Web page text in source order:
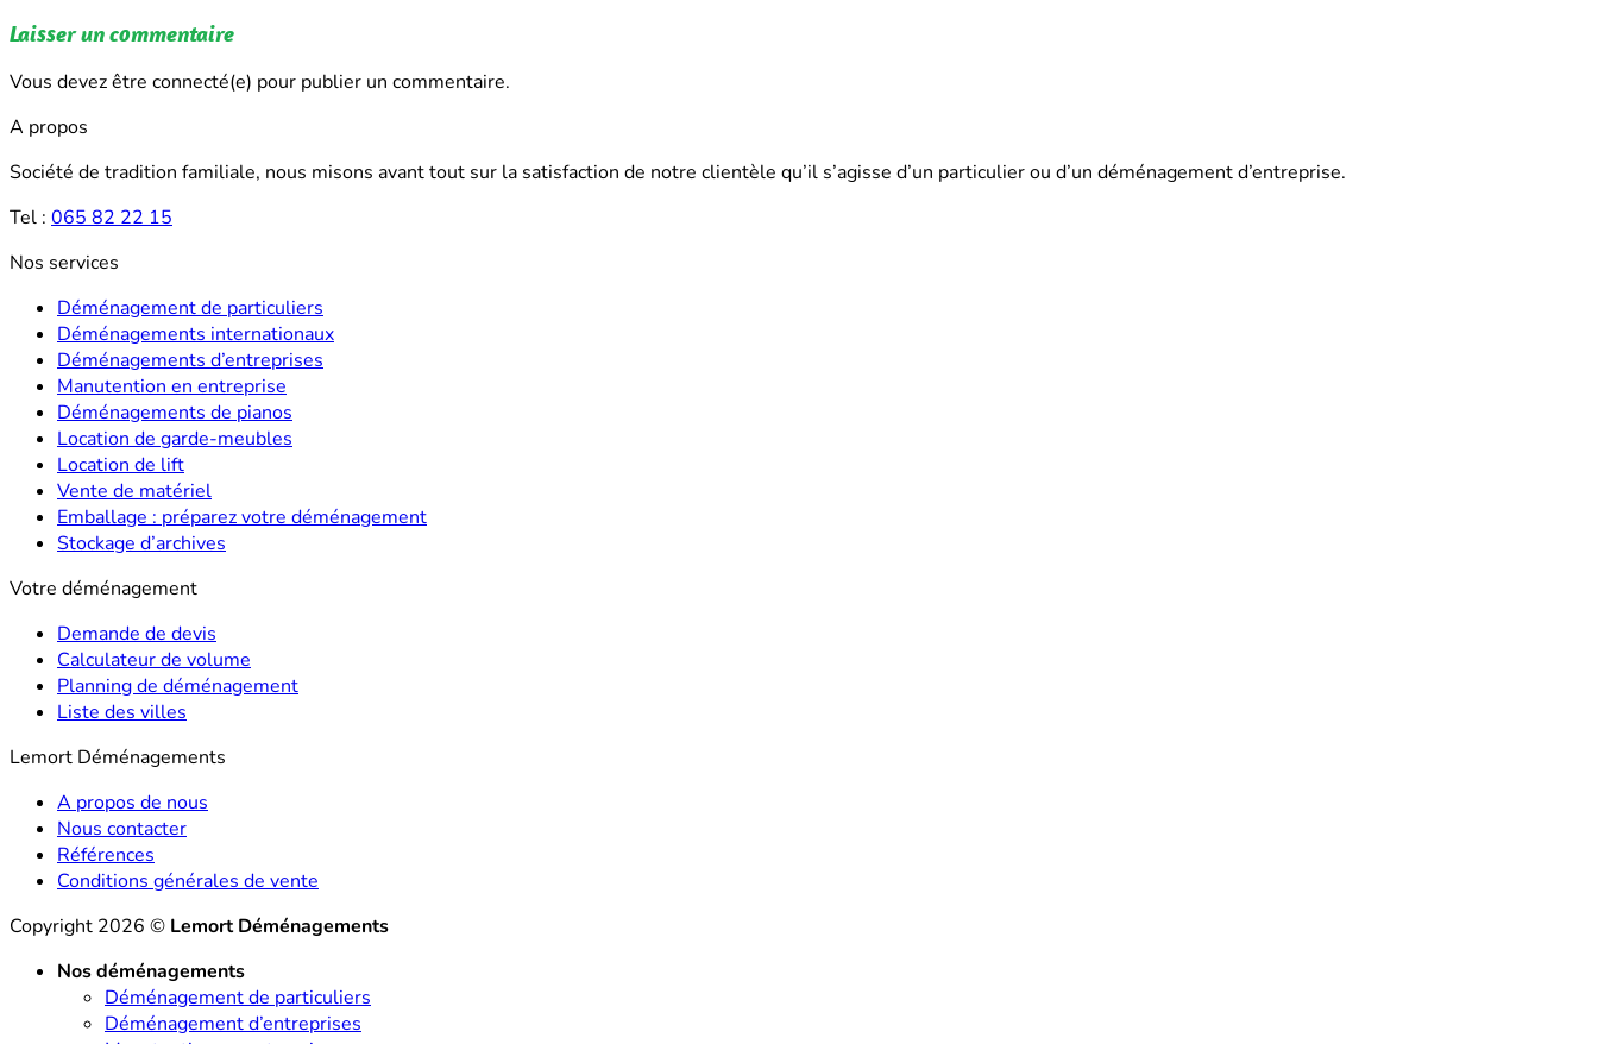
Laisser un commentaire
Vous devez être connecté(e) pour publier un commentaire.
A propos
Société de tradition familiale, nous misons avant tout sur la satisfaction de notre clientèle qu’il s’agisse d’un particulier ou d’un déménagement d’entreprise.
Tel : 065 82 22 15
Nos services
Déménagement de particuliers
Déménagements internationaux
Déménagements d’entreprises
Manutention en entreprise
Déménagements de pianos
Location de garde-meubles
Location de lift
Vente de matériel
Emballage : préparez votre déménagement
Stockage d’archives
Votre déménagement
Demande de devis
Calculateur de volume
Planning de déménagement
Liste des villes
Lemort Déménagements
A propos de nous
Nous contacter
Références
Conditions générales de vente
Copyright 2026 © Lemort Déménagements
Nos déménagements
Déménagement de particuliers
Déménagement d’entreprises